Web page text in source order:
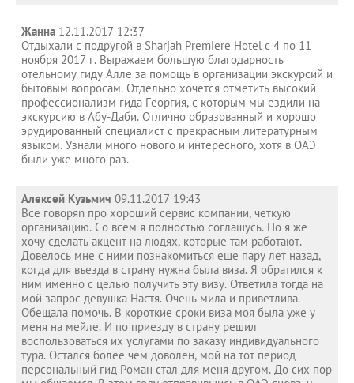
Жанна 12.11.2017 12:37
Отдыхали с подругой в Sharjah Premiere Hotel с 4 по 11
ноября 2017 г. Выражаем большую благодарность
отельному гиду Алле за помощь в организации экскурсий и
бытовым вопросам. Отдельно хочется отметить высокий
профессионализм гида Георгия, с которым мы ездили на
экскурсию в Абу-Даби. Отлично образованный и хорошо
эрудированный специалист с прекрасным литературным
языком. Узнали много нового и интересного, хотя в ОАЭ
были уже много раз.
Алексей Кузьмич 09.11.2017 19:43
Все говоряn про хороший сервис компании, четкую
организацию. Со всем я полностью соглашусь. Но я же
хочу сделать акцент на людях, которые там работают.
Довелось мне с ними познакомиться еще пару лет назад,
когда для въезда в страну нужна была виза. Я обратился к
ним именно с целью получить эту визу. Ответила тогда на
мой запрос девушка Настя. Очень мила и приветлива.
Обещала помочь. В короткие сроки виза моя была уже у
меня на мейле. И по приезду в страну решил
воспользоваться их услугами по заказу индивидуального
тура. Остался более чем доволен, мой на тот период
персональный гид Роман стал для меня другом. До сих пор